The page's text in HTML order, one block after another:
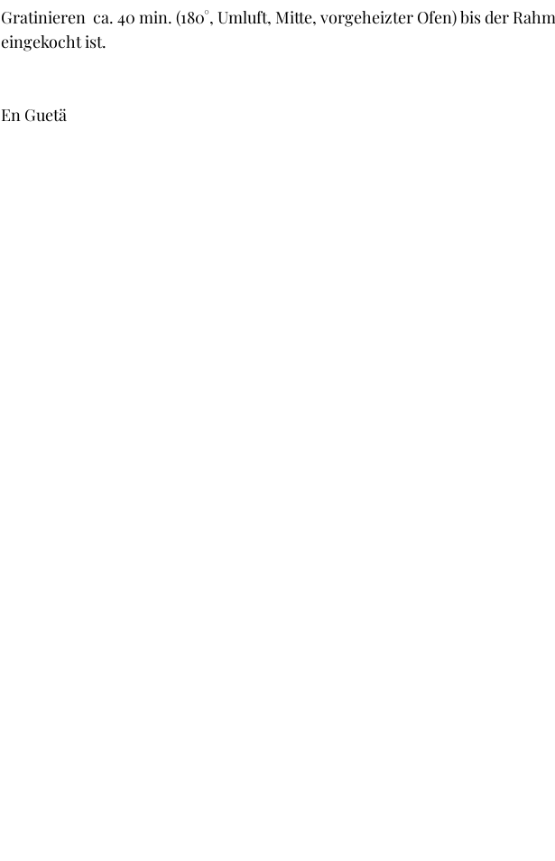
Gratinieren  ca. 40 min. (180°, Umluft, Mitte, vorgeheizter Ofen) bis der
eingekocht ist.
En Guetä